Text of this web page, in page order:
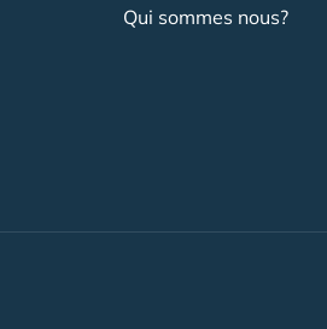
Qui sommes nous?